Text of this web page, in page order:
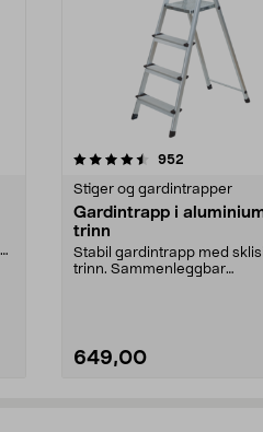
952
Stiger og gardintrapper
Gardintrapp i
trinn
Stabil gardintrapp med
trinn. Sammenleggbar
649,00
4.0 av 5 stjerner